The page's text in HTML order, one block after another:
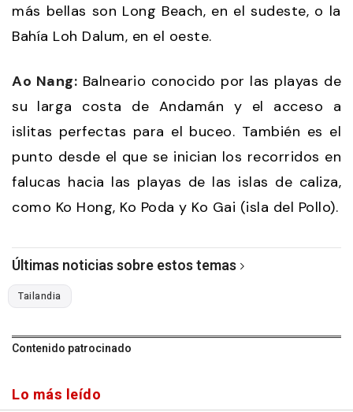
más bellas son Long Beach, en el sudeste, o la
Bahía Loh Dalum, en el oeste.
Ao Nang: Balneario conocido por las playas de
su larga costa de Andamán y el acceso a
islitas perfectas para el buceo. También es el
punto desde el que se inician los recorridos en
falucas hacia las playas de las islas de caliza,
como Ko Hong, Ko Poda y Ko Gai (isla del Pollo).
Últimas noticias sobre estos temas
Tailandia
Contenido patrocinado
Lo más leído